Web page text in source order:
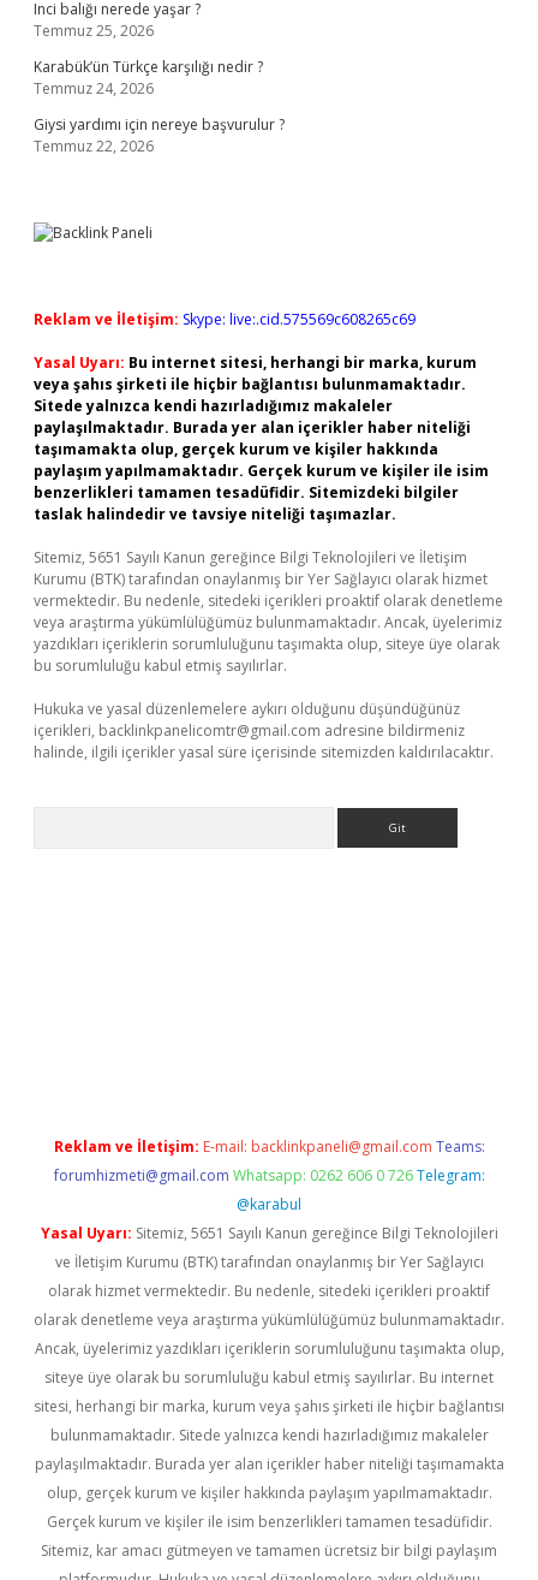
Inci balığı nerede yaşar ?
Temmuz 25, 2026
Karabük’ün Türkçe karşılığı nedir ?
Temmuz 24, 2026
Giysi yardımı için nereye başvurulur ?
Temmuz 22, 2026
Reklam ve İletişim: Skype: live:.cid.575569c608265c69
Yasal Uyarı: Bu internet sitesi, herhangi bir marka, kurum
veya şahıs şirketi ile hiçbir bağlantısı bulunmamaktadır.
Sitede yalnızca kendi hazırladığımız makaleler
paylaşılmaktadır. Burada yer alan içerikler haber niteliği
taşımamakta olup, gerçek kurum ve kişiler hakkında
paylaşım yapılmamaktadır. Gerçek kurum ve kişiler ile isim
benzerlikleri tamamen tesadüfidir. Sitemizdeki bilgiler
taslak halindedir ve tavsiye niteliği taşımazlar.
Sitemiz, 5651 Sayılı Kanun gereğince Bilgi Teknolojileri ve İletişim
Kurumu (BTK) tarafından onaylanmış bir Yer Sağlayıcı olarak hizmet
vermektedir. Bu nedenle, sitedeki içerikleri proaktif olarak denetleme
veya araştırma yükümlülüğümüz bulunmamaktadır. Ancak, üyelerimiz
yazdıkları içeriklerin sorumluluğunu taşımakta olup, siteye üye olarak
bu sorumluluğu kabul etmiş sayılırlar.
Hukuka ve yasal düzenlemelere aykırı olduğunu düşündüğünüz
içerikleri, backlinkpanelicomtr@gmail.com adresine bildirmeniz
halinde, ilgili içerikler yasal süre içerisinde sitemizden kaldırılacaktır.
Reklam ve İletişim: E-mail: backlinkpaneli@gmail.com Teams:
forumhizmeti@gmail.com Whatsapp: 0262 606 0 726 Telegram:
@karabul
Yasal Uyarı: Sitemiz, 5651 Sayılı Kanun gereğince Bilgi Teknolojileri
ve İletişim Kurumu (BTK) tarafından onaylanmış bir Yer Sağlayıcı
olarak hizmet vermektedir. Bu nedenle, sitedeki içerikleri proaktif
olarak denetleme veya araştırma yükümlülüğümüz bulunmamaktadır.
Ancak, üyelerimiz yazdıkları içeriklerin sorumluluğunu taşımakta olup,
siteye üye olarak bu sorumluluğu kabul etmiş sayılırlar. Bu internet
sitesi, herhangi bir marka, kurum veya şahıs şirketi ile hiçbir bağlantısı
bulunmamaktadır. Sitede yalnızca kendi hazırladığımız makaleler
paylaşılmaktadır. Burada yer alan içerikler haber niteliği taşımamakta
olup, gerçek kurum ve kişiler hakkında paylaşım yapılmamaktadır.
Gerçek kurum ve kişiler ile isim benzerlikleri tamamen tesadüfidir.
Sitemiz, kar amacı gütmeyen ve tamamen ücretsiz bir bilgi paylaşım